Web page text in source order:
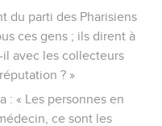
du parti des Pharisiens
ces gens ; ils dirent à
il avec les collecteurs
? »
: « Les personnes en
ce sont les